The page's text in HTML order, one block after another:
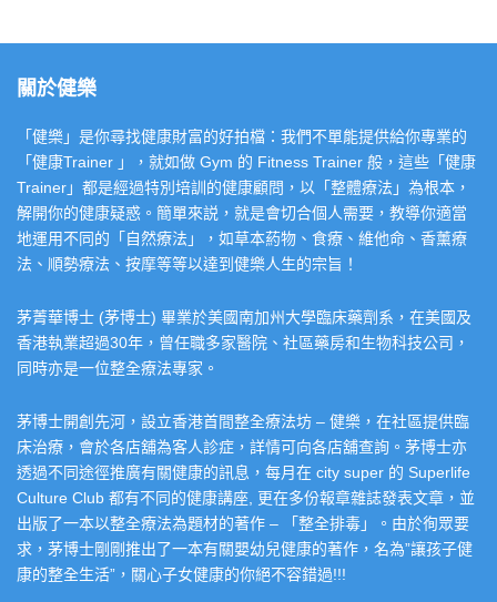
關於健樂
「健樂」是你尋找健康財富的好拍檔：我們不單能提供給你專業的
「健康Trainer 」，就如做 Gym 的 Fitness Trainer 般，這些「健康
Trainer」都是經過特別培訓的健康顧問，以「整體療法」為根本，
解開你的健康疑惑。簡單來説，就是會切合個人需要，教導你適當
地運用不同的「自然療法」，如草本葯物、食療、維他命、香薰療
法、順勢療法、按摩等等以達到健樂人生的宗旨！
茅菁華博士 (茅博士) 畢業於美國南加州大學臨床藥劑系，在美國及
香港執業超過30年，曾任職多家醫院、社區藥房和生物科技公司，
同時亦是一位整全療法專家。
茅博士開創先河，設立香港首間整全療法坊 – 健樂，在社區提供臨
床治療，會於各店舖為客人診症，詳情可向各店舖查詢。茅博士亦
透過不同途徑推廣有關健康的訊息，每月在 city super 的 Superlife
Culture Club 都有不同的健康講座, 更在多份報章雜誌發表文章，並
出版了一本以整全療法為題材的著作 – 「整全排毒」。由於徇眾要
求，茅博士剛剛推出了一本有關嬰幼兒健康的著作，名為”讓孩子健
康的整全生活”，關心子女健康的你絕不容錯過!!!